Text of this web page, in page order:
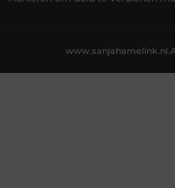
www.sanjahamelink.nl.